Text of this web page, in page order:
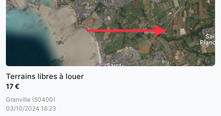
Terrains libres à louer
17 €
Granville (50400)
03/10/2024 16:23